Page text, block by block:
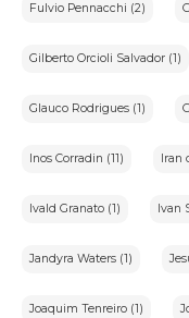
Fulvio Pennacchi (2)
Gilberto Orcioli Salvador (1)
Glauco Rodrigues (1)
Inos Corradin (11) Iran
Ivald Granato (1) Ivan
Jandyra Waters (1)
Joaquim Tenreiro (1)